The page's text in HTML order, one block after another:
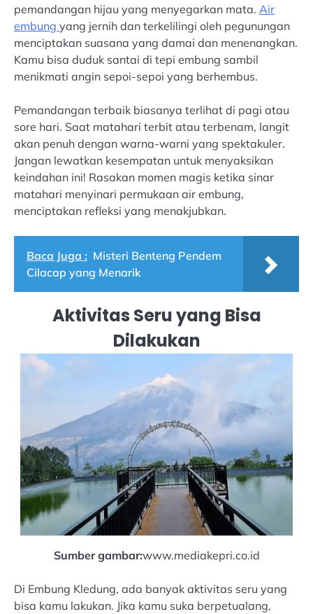
pemandangan hijau yang menyegarkan mata. Air
embung yang jernih dan terkelilingi oleh pegunungan
menciptakan suasana yang damai dan menenangkan.
Kamu bisa duduk santai di tepi embung sambil
menikmati angin sepoi-sepoi yang berhembus.
Pemandangan terbaik biasanya terlihat di pagi atau
sore hari. Saat matahari terbit atau terbenam, langit
akan penuh dengan warna-warni yang spektakuler.
Jangan lewatkan kesempatan untuk menyaksikan
keindahan ini! Rasakan momen magis ketika sinar
matahari menyinari permukaan air embung,
menciptakan refleksi yang menakjubkan.
Baca Juga : Misteri Benteng Pendem
Cilacap yang Menarik
Aktivitas Seru yang Bisa
Dilakukan
Sumber gambar:www.mediakepri.co.id
Di Embung Kledung, ada banyak aktivitas seru yang
bisa kamu lakukan. Jika kamu suka berpetualang,